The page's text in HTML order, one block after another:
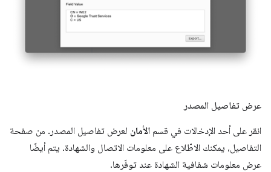
عرض تفاصيل المصدر
انقر على أحد الإدخالات في قسم الأمان لعرض تفاصيل المصدر. من صفحة
التفاصيل، يمكنك الاطّلاع على معلومات الاتصال والشهادة. يتم أيضًا
عرض معلومات شفافية الشهادة عند توفّرها.